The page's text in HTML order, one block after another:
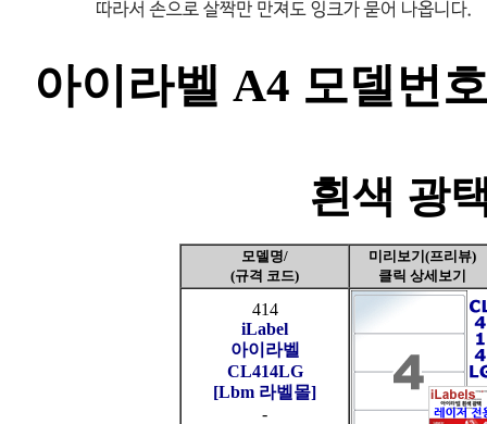
아이라벨 A4 모델번
흰색 광
모델명/
(규격 코드)
미리보기(프리뷰)
클릭 상세보기
414
iLabel
아이라벨
CL414LG
[Lbm 라벨몰]
-